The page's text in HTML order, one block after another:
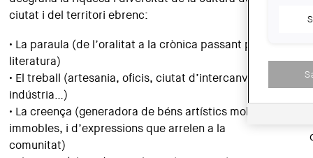
ciutat i del territori ebrenc:
• La paraula (de l’oralitat a la crònica passant per la
literatura)
• El treball (artesania, oficis, ciutat d’intercanvi,
indústria…)
• La creença (generadora de béns artístics mobles i
immobles, i d’expressions que arrelen a la
comunitat)